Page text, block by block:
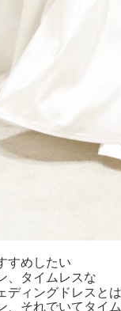
すめしたい
、タイムレスな
ディングドレスとは
、それでいてタイ